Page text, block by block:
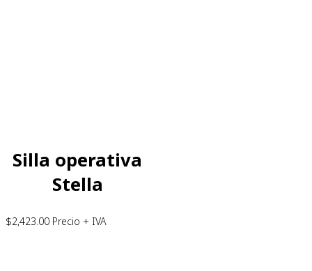
Silla operativa
Stella
$2,423.00 Precio + IVA